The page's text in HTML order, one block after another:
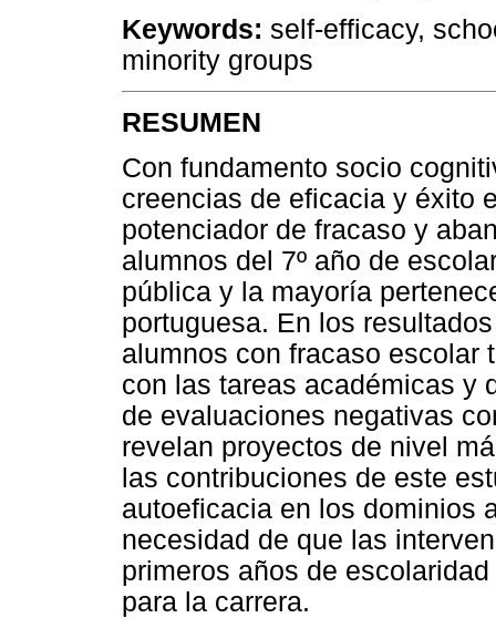
Keywords: self-efficacy,
minority groups
RESUMEN
Con fundamento socio
creencias de eficacia y éxito
potenciador de fracaso y
alumnos del 7º año de
pública y la mayoría
portuguesa. En los
alumnos con fracaso escolar
con las tareas académicas y
de evaluaciones negativas
revelan proyectos de nivel
las contribuciones de este
autoeficacia en los dominios
necesidad de que las
primeros años de
para la carrera.